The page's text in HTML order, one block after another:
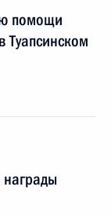
помощи
Туапсинском
награды